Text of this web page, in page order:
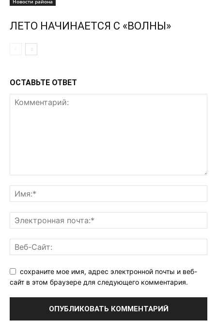
Новости района
ЛЕТО НАЧИНАЕТСЯ С «ВОЛНЫ»
ОСТАВЬТЕ ОТВЕТ
сохраните мое имя, адрес электронной почты и веб-
сайт в этом браузере для следующего комментария.